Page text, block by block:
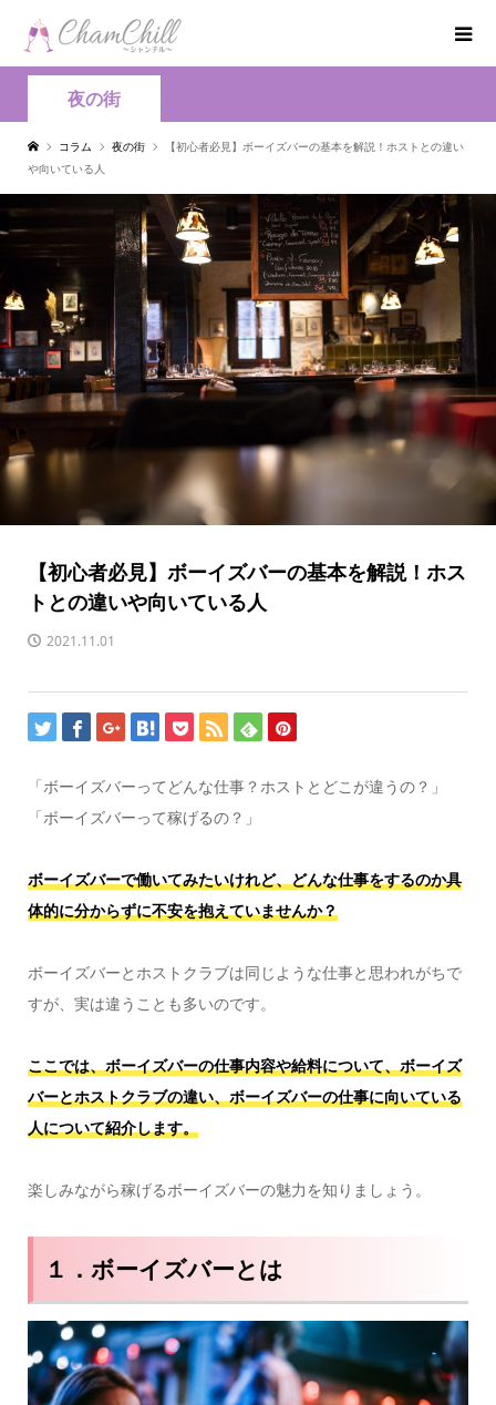
夜の街
コラム 夜の街
【初心者必見】ボーイズバーの基本を解説！ホストとの違い
や向いている人
【初心者必見】ボーイズバーの基本を解説！ホス
トとの違いや向いている人
2021.11.01
「ボーイズバーってどんな仕事？ホストとどこが違うの？」
「ボーイズバーって稼げるの？」
ボーイズバーで働いてみたいけれど、どんな仕事をするのか具
体的に分からずに不安を抱えていませんか？
ボーイズバーとホストクラブは同じような仕事と思われがちで
すが、実は違うことも多いのです。
ここでは、ボーイズバーの仕事内容や給料について、ボーイズ
バーとホストクラブの違い、ボーイズバーの仕事に向いている
人について紹介します。
楽しみながら稼げるボーイズバーの魅力を知りましょう。
１．ボーイズバーとは